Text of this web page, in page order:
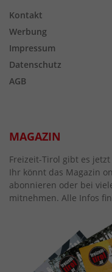
Kontakt
Werbung
Impressum
Datenschutz
AGB
MAGAZIN
Freizeit-Tirol gibt es jetzt
Ihr könnt das Magazin
abonnieren oder bei
mitnehmen. Alle Infos